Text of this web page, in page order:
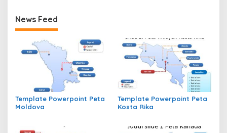
News Feed
Template Powerpoint Peta
Moldova
Template Powerpoint Peta
Kosta Rika